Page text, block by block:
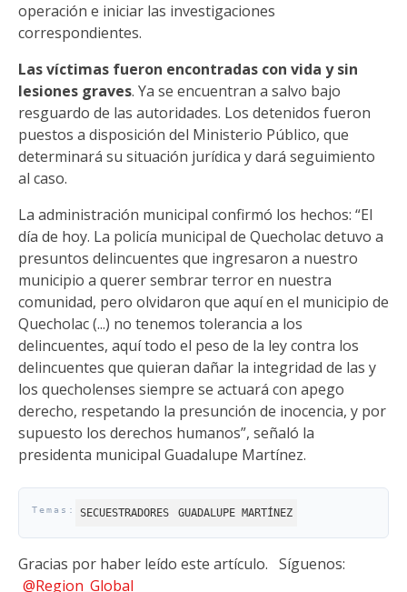
operación e iniciar las investigaciones
correspondientes.
Las víctimas fueron encontradas con vida y sin
lesiones graves. Ya se encuentran a salvo bajo
resguardo de las autoridades. Los detenidos fueron
puestos a disposición del Ministerio Público, que
determinará su situación jurídica y dará seguimiento
al caso.
La administración municipal confirmó los hechos: “El
día de hoy. La policía municipal de Quecholac detuvo a
presuntos delincuentes que ingresaron a nuestro
municipio a querer sembrar terror en nuestra
comunidad, pero olvidaron que aquí en el municipio de
Quecholac (...) no tenemos tolerancia a los
delincuentes, aquí todo el peso de la ley contra los
delincuentes que quieran dañar la integridad de las y
los quecholenses siempre se actuará con apego
derecho, respetando la presunción de inocencia, y por
supuesto los derechos humanos”, señaló la
presidenta municipal Guadalupe Martínez.
SECUESTRADORES GUADALUPE MARTÍNEZ
Gracias por haber leído este artículo. Síguenos:
@Region_Global